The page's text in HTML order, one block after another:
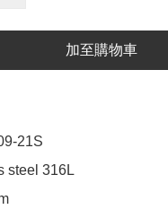
加至購物車
21S
steel 316L